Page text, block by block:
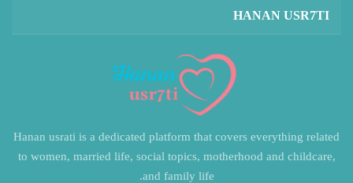
HANAN USR7TI
Hanan usrati is a dedicated platform that covers everything related
to women, married life, social topics, motherhood and childcare,
and family life.